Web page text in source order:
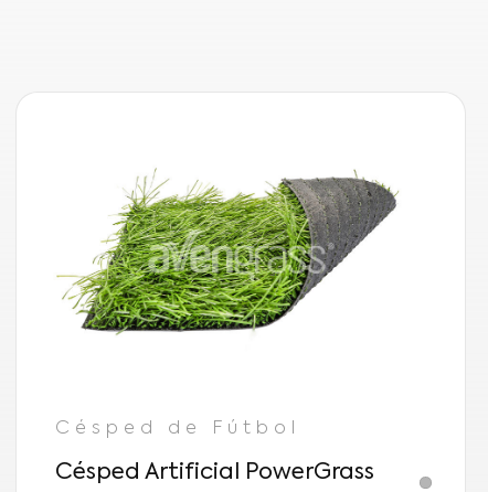
Césped de Fútbol
Césped Artificial PowerGrass